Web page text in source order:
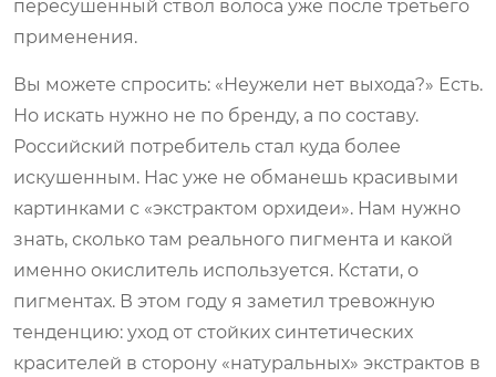
пересушенный ствол волоса уже после третьего
применения.
Вы можете спросить: «Неужели нет выхода?» Есть.
Но искать нужно не по бренду, а по составу.
Российский потребитель стал куда более
искушенным. Нас уже не обманешь красивыми
картинками с «экстрактом орхидеи». Нам нужно
знать, сколько там реального пигмента и какой
именно окислитель используется. Кстати, о
пигментах. В этом году я заметил тревожную
тенденцию: уход от стойких синтетических
красителей в сторону «натуральных» экстрактов в